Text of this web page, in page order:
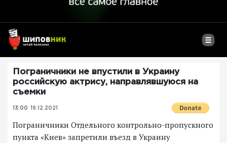
Пограничники не впустили в Украину
российскую актрису, направлявшуюся на
съемки
13:00 19.12.2021
Пограничники Отдельного контрольно-пропускного
пункта «Киев» запретили въезд в Украину